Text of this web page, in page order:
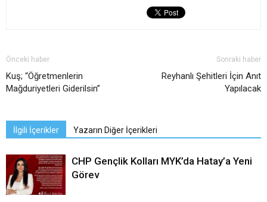
Önceki haber
Kuş; “Öğretmenlerin
Mağduriyetleri Giderilsin”
Sonraki haber
Reyhanlı Şehitleri İçin Anıt
Yapılacak
İlgili İçerikler Yazarın Diğer İçerikleri
CHP Gençlik Kolları MYK’da Hatay’a Yeni
Görev